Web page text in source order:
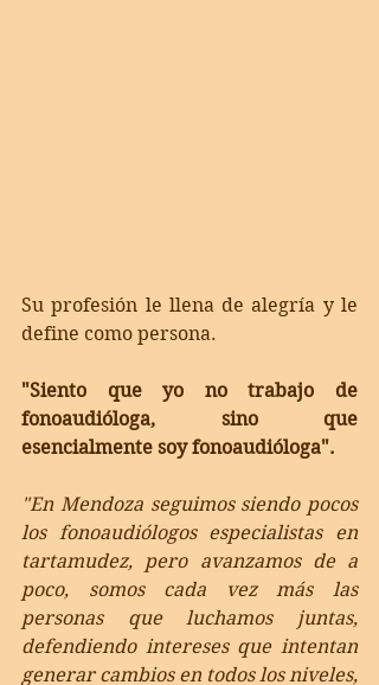
Su profesión le llena de alegría y le
define como persona.
"Siento que yo no trabajo de
fonoaudióloga, sino que
esencialmente soy fonoaudióloga".
"En Mendoza seguimos siendo pocos
los fonoaudiólogos especialistas en
tartamudez, pero avanzamos de a
poco, somos cada vez más las
personas que luchamos juntas,
defendiendo intereses que intentan
generar cambios en todos los niveles,